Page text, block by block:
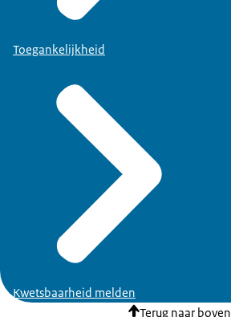
Toegankelijkheid
Kwetsbaarheid melden
Terug naar boven